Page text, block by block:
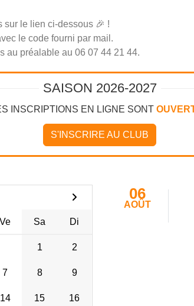
sur le lien ci-dessous 🎉 !
le code fourni par mail.
au préalable au 06 07 44 21 44.
SAISON 2026-2027
INSCRIPTIONS EN LIGNE SONT
S'INSCRIRE AU CLUB
Ve Sa Di
1 2
7 8 9
14 15 16
06
AOÛT